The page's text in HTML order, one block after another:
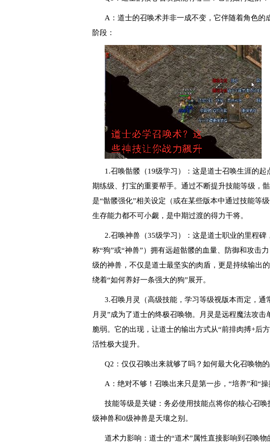
A：道士的召唤术并非一成不变，它伴随着角色的
阶段：
1.召唤骷髅（19级学习）：这是道士召唤生涯的
期练级、打宝的重要帮手。通过不断提升技能等级，
是“骷髅强化”相关设定（或在某些版本中通过技能等
生存能力都不可小觑，是中期过渡的得力干将。
2.召唤神兽（35级学习）：这是道士职业的里程
称“狗”或“神兽”）拥有远超骷髅的血量、防御和攻击
级的神兽，不仅是道士最坚实的肉盾，更是持续输出
绕着“如何养好一条强大的狗”展开。
3.召唤月灵（高级技能，学习等级视版本而定，
月灵”成为了道士的终极召唤物。月灵是远程魔法攻
脆弱。它的出现，让道士的输出方式从“前排肉搏+后
活性极大提升。
Q2：仅仅召唤出来就够了吗？如何最大化召唤物的
A：绝对不够！召唤出来只是第一步，“培养”和“操
技能等级是关键：务必使用技能点将你的核心召
级神兽和0级神兽是天壤之别。
道术力影响：道士的“道术”属性直接影响到召唤